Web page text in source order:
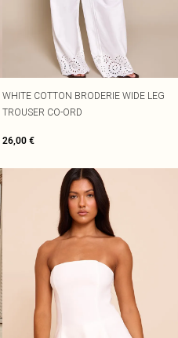
WHITE COTTON BRODERIE WIDE LEG
TROUSER CO-ORD
26,00 €